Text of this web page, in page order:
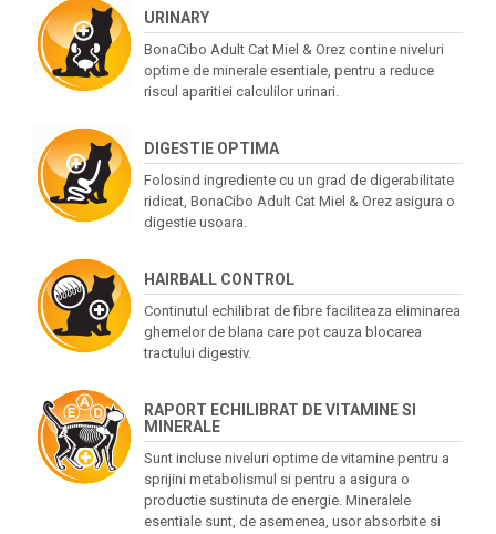
URINARY
BonaCibo Adult Cat Miel & Orez contine niveluri
optime de minerale esentiale, pentru a reduce
riscul aparitiei calculilor urinari.
DIGESTIE OPTIMA
Folosind ingrediente cu un grad de digerabilitate
ridicat, BonaCibo Adult Cat Miel & Orez asigura o
digestie usoara.
HAIRBALL CONTROL
Continutul echilibrat de fibre faciliteaza eliminarea
ghemelor de blana care pot cauza blocarea
tractului digestiv.
RAPORT ECHILIBRAT DE VITAMINE SI
MINERALE
Sunt incluse niveluri optime de vitamine pentru a
sprijini metabolismul si pentru a asigura o
productie sustinuta de energie. Mineralele
esentiale sunt, de asemenea, usor absorbite si